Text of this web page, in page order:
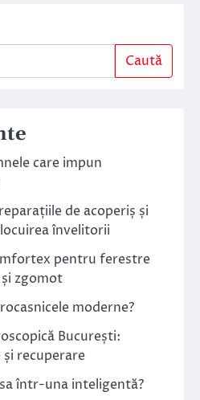
Caută
care impun
de acoperiș și
învelitorii
pentru ferestre
zgomot
moderne?
București:
recuperare
într-una inteligentă?